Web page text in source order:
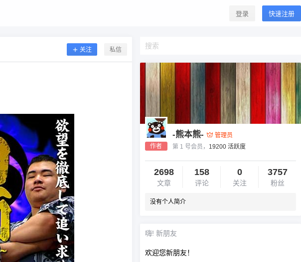
登录 快速注册
关注 私信
作者
-熊本熊-
管理员
第 1 号会员， 19200 活跃度
2698
文章
158
评论
0
关注
3757
粉丝
没有个人简介
嗨! 新朋友
欢迎您新朋友！